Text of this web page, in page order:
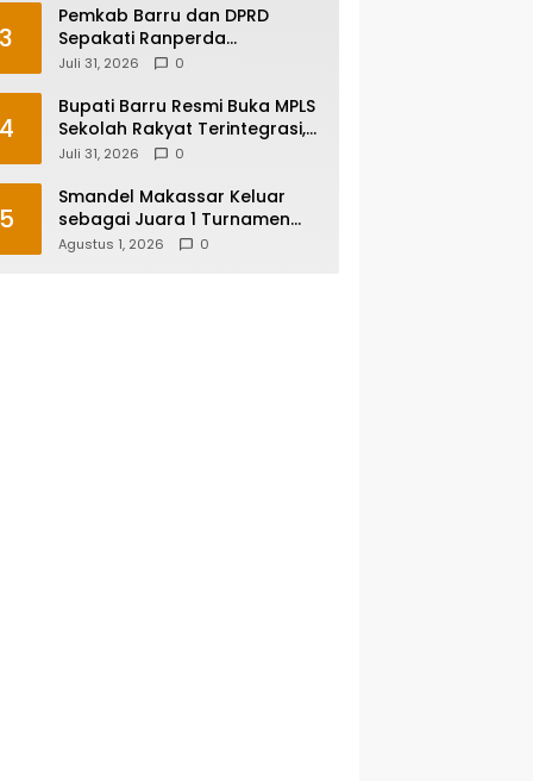
3
Pemkab Barru dan DPRD
Sepakati Ranperda
Pertanggungjawaban APBD
Kelola dan Perlindungan Anak
Juli 31, 2026 0
Bupati Barru Resmi Buka MPLS
Sekolah Rakyat Terintegrasi,
Tegaskan Pendidikan Kunci
Juli 31, 2026 0
Smandel Makassar Keluar
sebagai Juara 1 Turnamen
Futsal Smansa Cup Vol. 13
Agustus 1, 2026 0